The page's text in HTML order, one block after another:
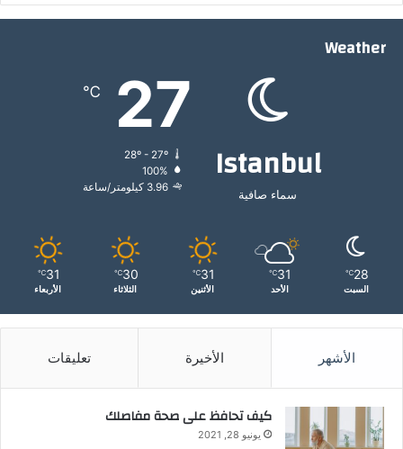
Weather
Istanbul
سماء صافية
27
℃
28º - 27º
100%
3.96 كيلومتر/ساعة
28
℃
السبت
31
℃
الأحد
31
℃
الأثنين
30
℃
الثلاثاء
31
℃
الأربعاء
الأشهر الأخيرة تعليقات
كيف تحافظ على صحة مفاصلك
يونيو 28, 2021